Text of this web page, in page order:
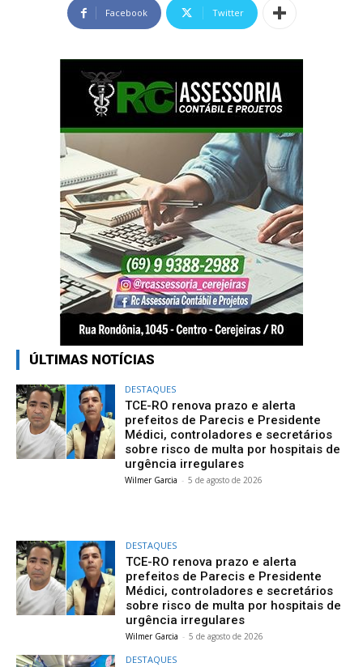
Facebook Twitter
ÚLTIMAS NOTÍCIAS
DESTAQUES
TCE-RO renova prazo e alerta
prefeitos de Parecis e Presidente
Médici, controladores e secretários
sobre risco de multa por hospitais de
urgência irregulares
Wilmer Garcia - 5 de agosto de 2026
DESTAQUES
TCE-RO renova prazo e alerta
prefeitos de Parecis e Presidente
Médici, controladores e secretários
sobre risco de multa por hospitais de
urgência irregulares
Wilmer Garcia - 5 de agosto de 2026
DESTAQUES